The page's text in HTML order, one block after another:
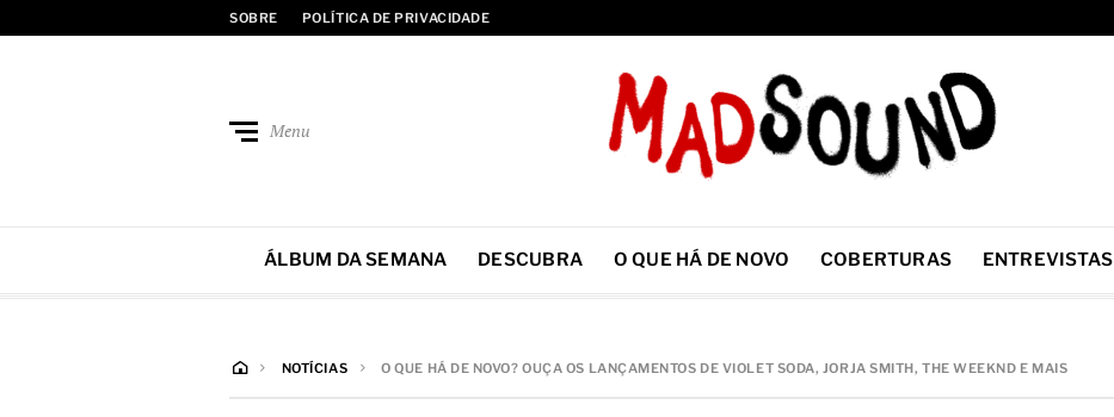
SOBRE POLÍTICA DE PRIVACIDADE
Menu
ÁLBUM DA SEMANA DESCUBRA O QUE HÁ DE NOVO COBERTURAS ENTREVISTAS
NOTÍCIAS O QUE HÁ DE NOVO? OUÇA OS LANÇAMENTOS DE VIOLET SODA, JORJA SMITH, THE WEEKND E MAIS